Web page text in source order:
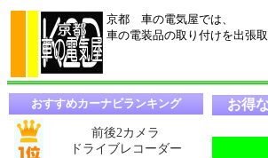
京都 車の電気屋では、
車の電装品の取り付けを出張
おすすめカーナビランキング
前後2カメラ
ドライブレコーダー
お得